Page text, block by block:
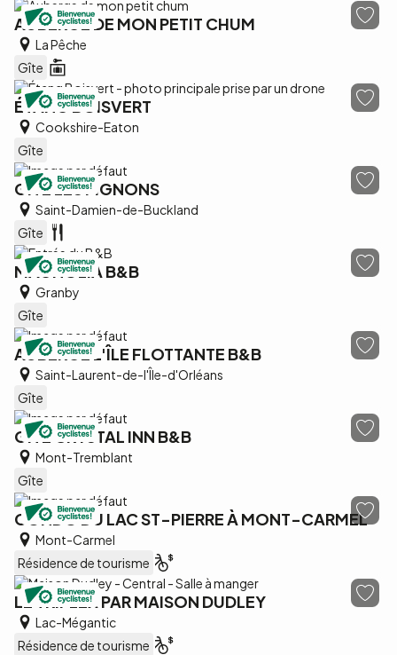
AUBERGE DE MON PETIT CHUM
La Pêche
Gîte
ÉTANG BOISVERT
Cookshire-Eaton
Gîte
GÎTE LES PIGNONS
Saint-Damien-de-Buckland
Gîte
MAGNOLIA B&B
Granby
Gîte
AUBERGE L'ÎLE FLOTTANTE B&B
Saint-Laurent-de-l'Île-d'Orléans
Gîte
GÎTE CRYSTAL INN B&B
Mont-Tremblant
Gîte
CONDO DU LAC ST-PIERRE À MONT-CARMEL
Mont-Carmel
Résidence de tourisme
LE TRIPLEX PAR MAISON DUDLEY
Lac-Mégantic
Résidence de tourisme